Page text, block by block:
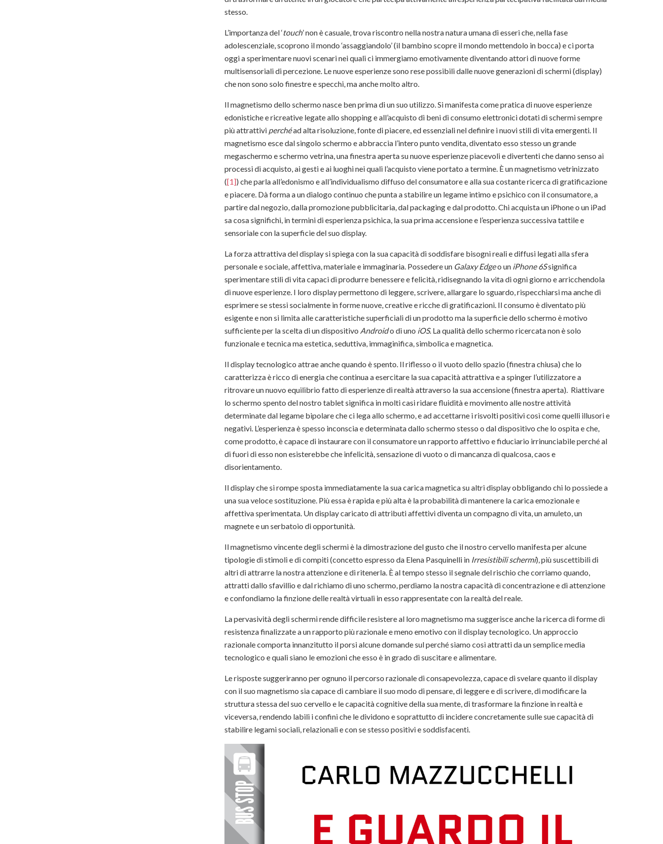
stesso.
L’importanza del ‘touch’ non è casuale, trova riscontro nella nostra natura umana di esseri che, nella fase
adolescenziale, scoprono il mondo ‘assaggiandolo’ (il bambino scopre il mondo mettendolo in bocca) e ci porta
oggi a sperimentare nuovi scenari nei quali ci immergiamo emotivamente diventando attori di nuove forme
multisensoriali di percezione. Le nuove esperienze sono rese possibili dalle nuove generazioni di schermi (display)
che non sono solo finestre e specchi, ma anche molto altro.
Il magnetismo dello schermo nasce ben prima di un suo utilizzo. Si manifesta come pratica di nuove esperienze
edonistiche e ricreative legate allo shopping e all’acquisto di beni di consumo elettronici dotati di schermi sempre
più attrattivi perchéad alta risoluzione, fonte di piacere, ed essenziali nel definire i nuovi stili di vita emergenti. Il
magnetismo esce dal singolo schermo e abbraccia l’intero punto vendita, diventato esso stesso un grande
megaschermo e schermo vetrina, una finestra aperta su nuove esperienze piacevoli e divertenti che danno senso ai
processi di acquisto, ai gesti e ai luoghi nei quali l’acquisto viene portato a termine. È un magnetismo vetrinizzato
([1]) che parla all’edonismo e all’individualismo diffuso del consumatore e alla sua costante ricerca di gratificazione
e piacere. Dà forma a un dialogo continuo che punta a stabilire un legame intimo e psichico con il consumatore, a
partire dal negozio, dalla promozione pubblicitaria, dal packaging e dal prodotto. Chi acquista un iPhone o un iPad
sa cosa significhi, in termini di esperienza psichica, la sua prima accensione e l’esperienza successiva tattile e
sensoriale con la superficie del suo display.
La forza attrattiva del display si spiega con la sua capacità di soddisfare bisogni reali e diffusi legati alla sfera
personale e sociale, affettiva, materiale e immaginaria. Possedere un Galaxy Edgeo un iPhone 6Ssignifica
sperimentare stili di vita capaci di produrre benessere e felicità, ridisegnando la vita di ogni giorno e arricchendola
di nuove esperienze. I loro display permettono di leggere, scrivere, allargare lo sguardo, rispecchiarsi ma anche di
esprimere se stessi socialmente in forme nuove, creative e ricche di gratificazioni. Il consumo è diventato più
esigente e non si limita alle caratteristiche superficiali di un prodotto ma la superficie dello schermo è motivo
sufficiente per la scelta di un dispositivo Androido di uno iOS. La qualità dello schermo ricercata non è solo
funzionale e tecnica ma estetica, seduttiva, immaginifica, simbolica e magnetica.
Il display tecnologico attrae anche quando è spento. Il riflesso o il vuoto dello spazio (finestra chiusa) che lo
caratterizza è ricco di energia che continua a esercitare la sua capacità attrattiva e a spinger l’utilizzatore a
ritrovare un nuovo equilibrio fatto di esperienze di realtà attraverso la sua accensione (finestra aperta). Riattivare
lo schermo spento del nostro tablet significa in molti casi ridare fluidità e movimento alle nostre attività
determinate dal legame bipolare che ci lega allo schermo, e ad accettarne i risvolti positivi così come quelli illusori e
negativi. L’esperienza è spesso inconscia e determinata dallo schermo stesso o dal dispositivo che lo ospita e che,
come prodotto, è capace di instaurare con il consumatore un rapporto affettivo e fiduciario irrinunciabile perché al
di fuori di esso non esisterebbe che infelicità, sensazione di vuoto o di mancanza di qualcosa, caos e
disorientamento.
Il display che si rompe sposta immediatamente la sua carica magnetica su altri display obbligando chi lo possiede a
una sua veloce sostituzione. Più essa è rapida e più alta è la probabilità di mantenere la carica emozionale e
affettiva sperimentata. Un display caricato di attributi affettivi diventa un compagno di vita, un amuleto, un
magnete e un serbatoio di opportunità.
Il magnetismo vincente degli schermi è la dimostrazione del gusto che il nostro cervello manifesta per alcune
tipologie di stimoli e di compiti (concetto espresso da Elena Pasquinelli in Irresistibili schermi), più suscettibili di
altri di attrarre la nostra attenzione e di ritenerla. È al tempo stesso il segnale del rischio che corriamo quando,
attratti dallo sfavillio e dal richiamo di uno schermo, perdiamo la nostra capacità di concentrazione e di attenzione
e confondiamo la finzione delle realtà virtuali in esso rappresentate con la realtà del reale.
La pervasività degli schermi rende difficile resistere al loro magnetismo ma suggerisce anche la ricerca di forme di
resistenza finalizzate a un rapporto più razionale e meno emotivo con il display tecnologico. Un approccio
razionale comporta innanzitutto il porsi alcune domande sul perché siamo così attratti da un semplice media
tecnologico e quali siano le emozioni che esso è in grado di suscitare e alimentare.
Le risposte suggeriranno per ognuno il percorso razionale di consapevolezza, capace di svelare quanto il display
con il suo magnetismo sia capace di cambiare il suo modo di pensare, di leggere e di scrivere, di modificare la
struttura stessa del suo cervello e le capacità cognitive della sua mente, di trasformare la finzione in realtà e
viceversa, rendendo labili i confini che le dividono e soprattutto di incidere concretamente sulle sue capacità di
stabilire legami sociali, relazionali e con se stesso positivi e soddisfacenti.